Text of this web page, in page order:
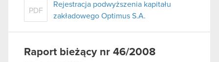
PDF
Rejestracja podwyższenia kapitału
zakładowego Optimus S.A.
Raport bieżący nr 46/2008